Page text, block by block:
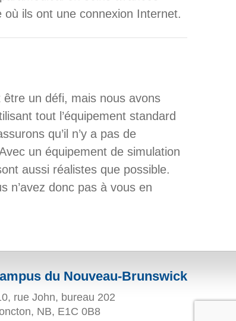
ils ont une connexion Internet.
être un défi, mais nous avons
tout l’équipement standard
qu’il n’y a pas de
un équipement de simulation
aussi réalistes que possible.
n’avez donc pas à vous en
du Nouveau-Brunswick
rue John, bureau 202
NB, E1C 0B8